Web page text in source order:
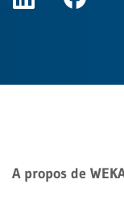
A propos de